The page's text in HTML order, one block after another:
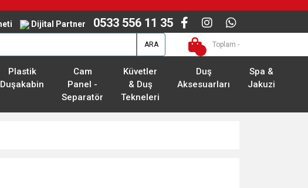
Dijital Partner 0533 556 11 35
ARA Toplam -
Plastik
Duşakabin
Cam
Panel -
Separatör
Küvetler
& Duş
Tekneleri
Duş
Aksesuarları
Spa &
Jakuzi